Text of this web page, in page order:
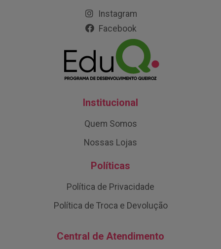
Instagram
Facebook
Institucional
Quem Somos
Nossas Lojas
Políticas
Política de Privacidade
Política de Troca e Devolução
Central de Atendimento